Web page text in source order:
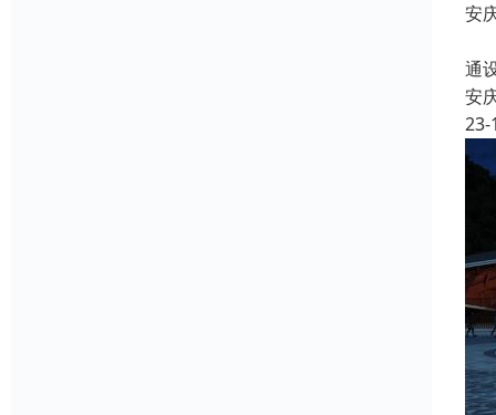
安
通
安
23-